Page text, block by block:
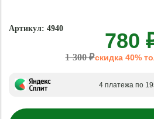
Артикул: 4940
780
1 300 ₽скидка 40%
4 платежа по